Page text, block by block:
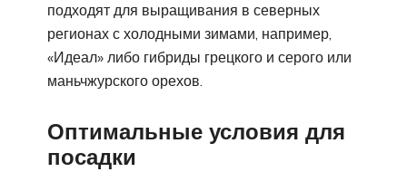
подходят для выращивания в северных
регионах с холодными зимами, например,
«Идеал» либо гибриды грецкого и серого или
маньчжурского орехов.
Оптимальные условия для
посадки